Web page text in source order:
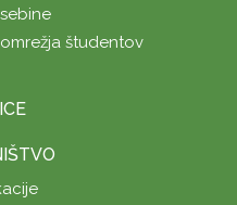
študentov